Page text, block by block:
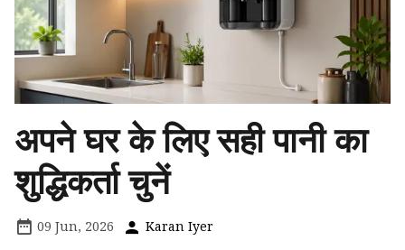
अपने घर के लिए सही पानी का
शुद्धिकर्ता चुनें
09 Jun, 2026 Karan Iyer